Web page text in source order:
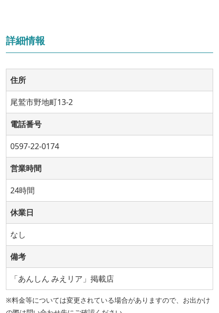
詳細情報
住所
尾鷲市野地町13-2
電話番号
0597-22-0174
営業時間
24時間
休業日
なし
備考
「あんしん みえリア」掲載店
※料金等については変更されている場合がありますので、お出かけ